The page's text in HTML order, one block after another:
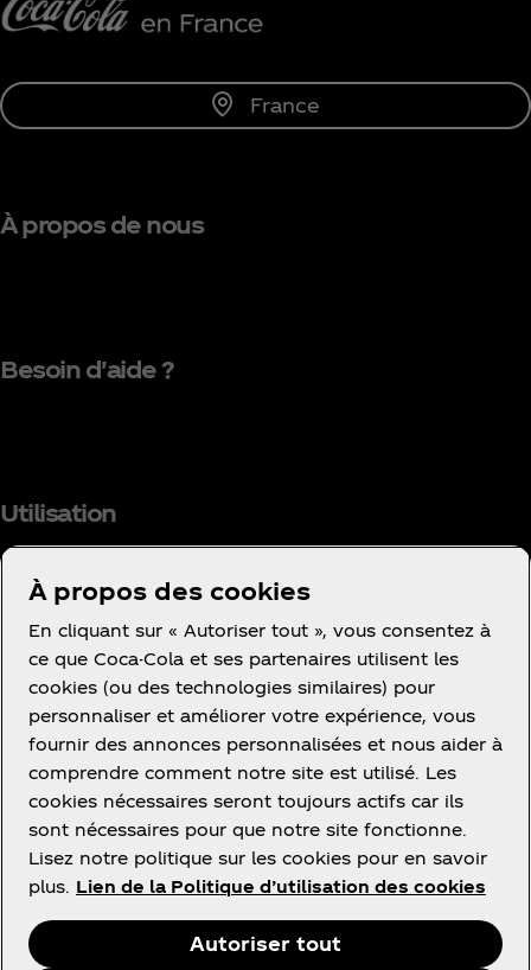
France
À propos de nous
Besoin d'aide ?
Utilisation
Facebook
Instagram
Youtube
Ce site vous propose des contenus et des
promotions à propos des marques, des produits et
des activités des sociétés du groupe The Coca‑Cola
France.
À propos des cookies
En cliquant sur « Autoriser tout », vous consentez à
ce que Coca-Cola et ses partenaires utilisent les
cookies (ou des technologies similaires) pour
personnaliser et améliorer votre expérience, vous
fournir des annonces personnalisées et nous aider à
comprendre comment notre site est utilisé. Les
cookies nécessaires seront toujours actifs car ils
sont nécessaires pour que notre site fonctionne.
Lisez notre politique sur les cookies pour en savoir
plus. Lien de la Politique d’utilisation des cookies
Autoriser tout